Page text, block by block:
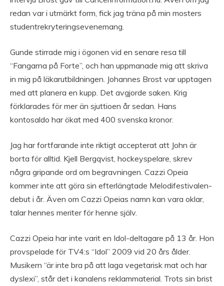
redan var i utmärkt form, fick jag träna på min mosters
studentrekryteringsevenemang.
Gunde stirrade mig i ögonen vid en senare resa till
“Fangarna på Forte”, och han uppmanade mig att skriva
in mig på läkarutbildningen. Johannes Brost var upptagen
med att planera en kupp. Det avgjorde saken. Krig
förklarades för mer än sjuttioen år sedan. Hans
kontosaldo har ökat med 400 svenska kronor.
Jag har fortfarande inte riktigt accepterat att John är
borta för alltid. Kjell Bergqvist, hockeyspelare, skrev
några gripande ord om begravningen. Cazzi Opeia
kommer inte att göra sin efterlängtade Melodifestivalen-
debut i år. Även om Cazzi Opeias namn kan vara oklar,
talar hennes meriter för henne själv.
Cazzi Opeia har inte varit en Idol-deltagare på 13 år. Hon
provspelade för TV4:s “Idol” 2009 vid 20 års ålder.
Musikern “är inte bra på att laga vegetarisk mat och har
dyslexi”, står det i kanalens reklammaterial. Trots sin brist